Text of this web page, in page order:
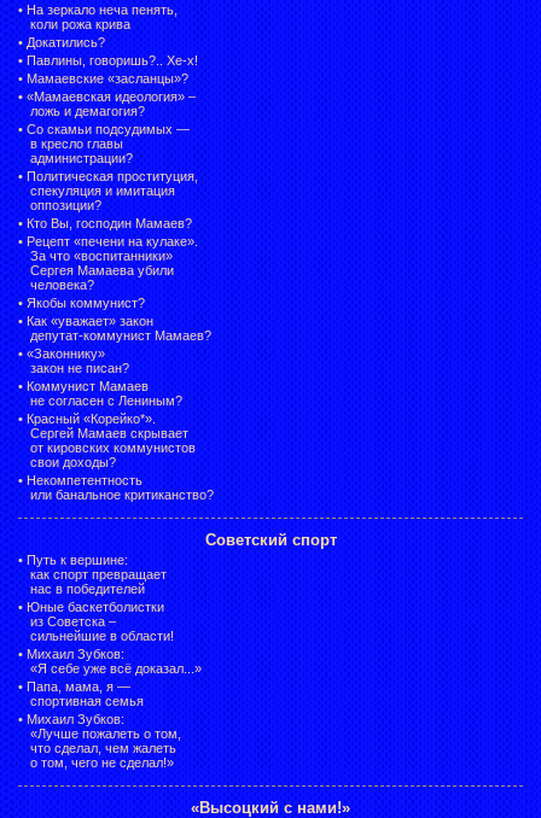
• На зеркало неча пенять,
коли рожа крива
• Докатились?
• Павлины, говоришь?.. Хе-х!
• Мамаевские «засланцы»?
• «Мамаевская идеология» –
ложь и демагогия?
• Со скамьи подсудимых —
в кресло главы
администрации?
• Политическая проституция,
спекуляция и имитация
оппозиции?
• Кто Вы, господин Мамаев?
• Рецепт «печени на кулаке».
За что «воспитанники»
Сергея Мамаева убили
человека?
• Якобы коммунист?
• Как «уважает» закон
депутат-коммунист Мамаев?
• «Законнику»
закон не писан?
• Коммунист Мамаев
не согласен с Лениным?
• Красный «Корейко*».
Сергей Мамаев скрывает
от кировских коммунистов
свои доходы?
• Некомпетентность
или банальное критиканство?
Советский спорт
• Путь к вершине:
как спорт превращает
нас в победителей
• Юные баскетболистки
из Советска –
сильнейшие в области!
• Михаил Зубков:
«Я себе уже всё доказал...»
• Папа, мама, я —
спортивная семья
• Михаил Зубков:
«Лучше пожалеть о том,
что сделал, чем жалеть
о том, чего не сделал!»
«Высоцкий с нами!»